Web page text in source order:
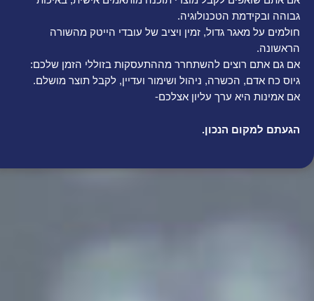
גבוהה ובקידמת הטכנולוגיה.
חולמים על מאגר גדול, זמין ויציב של עובדי הייטק מהשורה
הראשונה.
אם גם אתם רוצים להשתחרר מההתעסקות בזוללי הזמן שלכם:
גיוס כח אדם, הכשרה, ניהול ושימור ועדיין, לקבל תוצר מושלם.
אם אמינות היא ערך עליון אצלכם-
הגעתם למקום הנכון.